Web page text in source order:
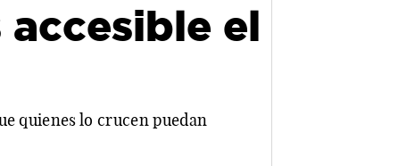
el
quienes lo crucen puedan